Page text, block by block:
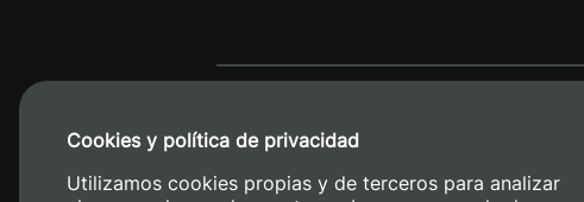
Cookies y política de privacidad
Utilizamos cookies propias y de terceros para analizar